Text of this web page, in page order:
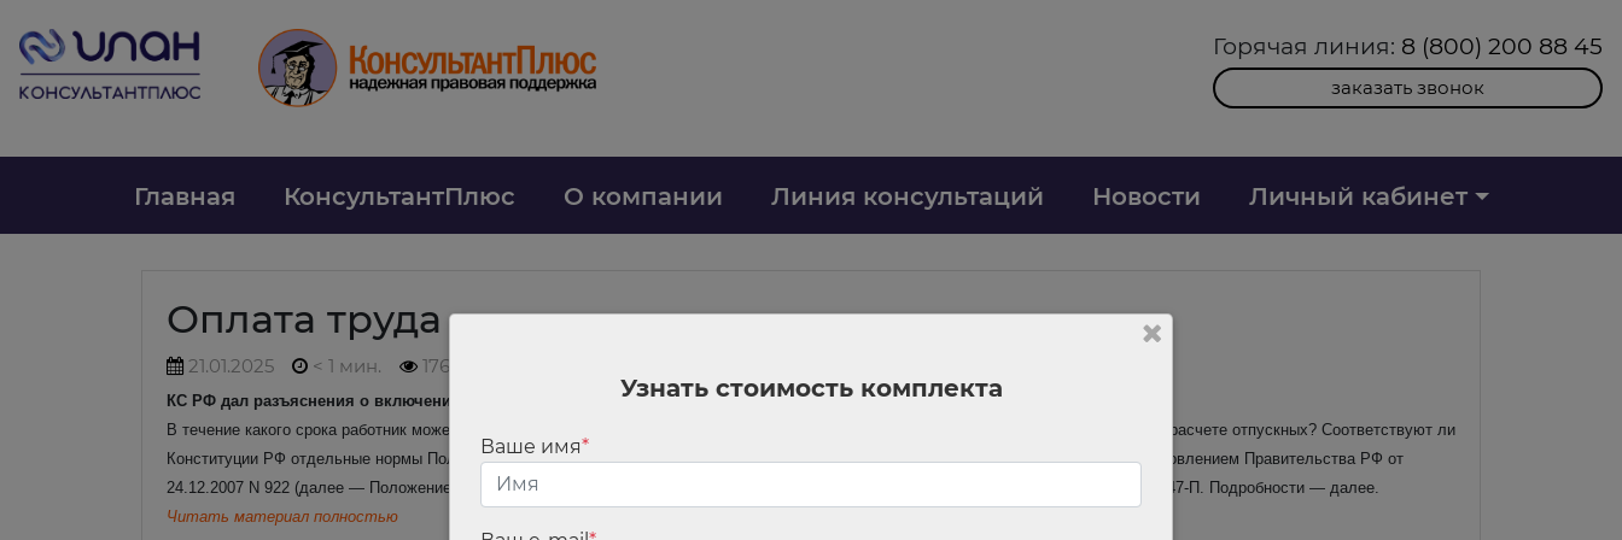
Горячая линия: 8 (800) 200 88 45
заказать звонок
Главная КонсультантПлюс О компании Линия консультаций Новости Личный кабинет
Оплата труда
21.01.2025 < 1 мин. 176
КС РФ дал разъяснения о включении премий в расчет отпускных
В течение какого срока работник может обратиться в суд в случае нарушения его прав? Все ли виды премий должны учитываться при расчете отпускных? Соответствуют ли
Конституции РФ отдельные нормы Положения об особенностях порядка исчисления средней заработной платы, утвержденного Постановлением Правительства РФ от
24.12.2007 N 922 (далее — Положение N 922)? Ответы на эти вопросы дал Конституционный Суд РФ в Постановлении от 17.10.2024 N 47-П. Подробности — далее.
Читать материал полностью
Узнать стоимость комплекта
Ваше имя*